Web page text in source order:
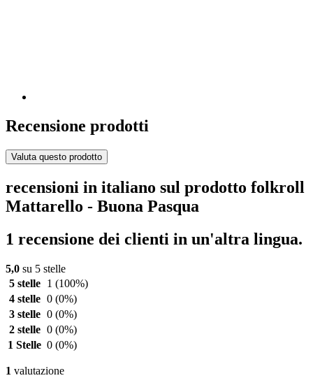
Recensione prodotti
Valuta questo prodotto
recensioni in italiano sul prodotto folkroll
Mattarello - Buona Pasqua
1 recensione dei clienti in un'altra lingua.
5,0 su 5 stelle
5 stelle
1 (100%)
4 stelle 0 (0%)
3 stelle 0 (0%)
2 stelle 0 (0%)
1 Stelle 0 (0%)
1 valutazione